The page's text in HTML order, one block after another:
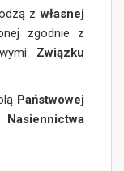
zwłasnej
zgodnie z
Związku
Państwowej